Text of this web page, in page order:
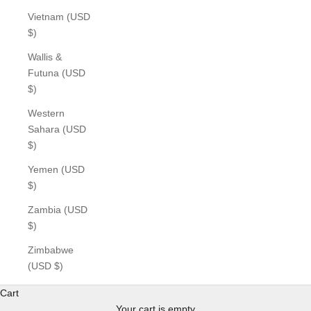
Vietnam (USD
$)
Wallis &
Futuna (USD
$)
Western
Sahara (USD
$)
Yemen (USD
$)
Zambia (USD
$)
Zimbabwe
(USD $)
Cart
Your cart is empty